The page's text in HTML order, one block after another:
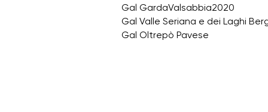
Gal GardaValsabbia2020
Gal Valle Seriana e dei Laghi
Gal Oltrepò Pavese